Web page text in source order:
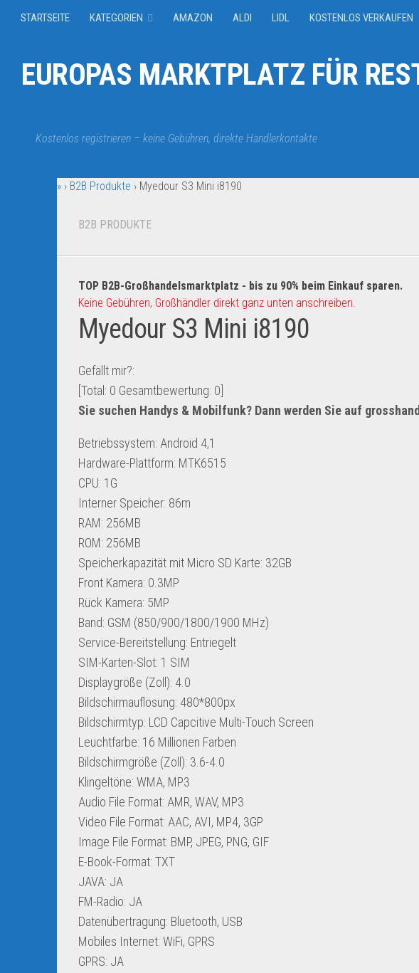
STARTSEITE KATEGORIEN AMAZON ALDI LIDL KOSTENLOS VERKAUFEN
EUROPAS MARKTPLATZ FÜR
Kostenlos registrieren – keine Gebühren, direkte Händlerkontakte
» › B2B Produkte › Myedour S3 Mini i8190
B2B PRODUKTE
TOP B2B-Großhandelsmarktplatz - bis zu 90% beim Einkauf sparen.
Keine Gebühren, Großhändler direkt ganz unten anschreiben.
Myedour S3 Mini i8190
Gefällt mir?:
[Total: 0 Gesamtbewertung: 0
Sie suchen Handys & Mobilfunk? Dann werden Sie auf
Betriebssystem: Android 4,1
Hardware-Plattform: MTK6515
CPU: 1G
Interner Speicher: 86m
RAM: 256MB
ROM: 256MB
Speicherkapazität mit Micro SD Karte: 32GB
Front Kamera: 0.3MP
Rück Kamera: 5MP
Band: GSM (850/900/1800/1900 MHz)
Service-Bereitstellung: Entriegelt
SIM-Karten-Slot: 1 SIM
Displaygröße (Zoll): 4.0
Bildschirmauflösung: 480*800px
Bildschirmtyp: LCD Capcitive Multi-Touch Screen
Leuchtfarbe: 16 Millionen Farben
Bildschirmgröße (Zoll): 3.6-4.0
Klingeltöne: WMA, MP3
Audio File Format: AMR, WAV, MP3
Video File Format: AAC, AVI, MP4, 3GP
Image File Format: BMP, JPEG, PNG, GIF
E-Book-Format: TXT
JAVA: JA
FM-Radio: JA
Datenübertragung: Bluetooth, USB
Mobiles Internet: WiFi, GPRS
GPRS: JA